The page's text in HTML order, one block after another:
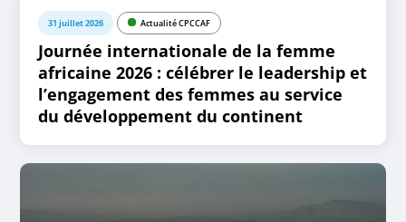
31 juillet 2026 Actualité CPCCAF
Journée internationale de la femme
africaine 2026 : célébrer le leadership et
l’engagement des femmes au service
du développement du continent